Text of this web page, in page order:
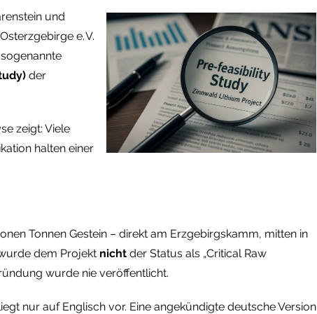
und
e. V.
der
zeigt: Viele
halten einer
Tonnen Gestein – direkt am Erzgebirgskamm, mitten in
dem Projekt nicht der Status als „Critical Raw
wurde nie veröffentlicht.
nur auf Englisch vor. Eine angekündigte deutsche Version